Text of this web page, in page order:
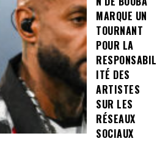
MARQUE UN
TOURNANT
POUR LA
RESPONSABIL
ITÉ DES
ARTISTES
SUR LES
RÉSEAUX
SOCIAUX